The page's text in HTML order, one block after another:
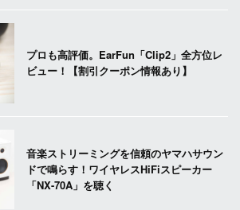
プロも高評価。EarFun「Clip2」全方位レ
ビュー！【割引クーポン情報あり】
音楽ストリーミングを信頼のヤマハサウン
ドで鳴らす！ワイヤレスHiFiスピーカー
「NX-70A」を聴く